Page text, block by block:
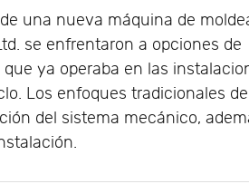
una nueva máquina de
se enfrentaron a opciones de
ya operaba en las
Los enfoques tradicionales
del sistema mecánico,